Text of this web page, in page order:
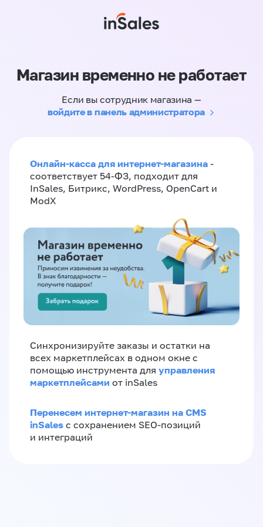
Магазин временно не работает
Если вы сотрудник магазина —
войдите в панель администратора
Онлайн-касса для интернет-магазина -
соответствует 54-ФЗ, подходит для
InSales, Битрикс, WordPress, OpenCart и
ModX
Синхронизируйте заказы и остатки на
всех маркетплейсах в одном окне с
помощью инструмента для управления
маркетплейсами от inSales
Перенесем интернет-магазин на CMS
inSales с сохранением SEO-позиций
и интеграций